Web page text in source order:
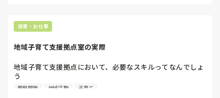
自治体的には常に人手不足の場所で試験もかなり簡易的な
物、募集に対して希望者が来ない年もあるし、来ても全員と
るような始末。
答えを出すのは本人ですが、皆さんのお考えを良かったら聞
きたいです。
保育・お仕事
地域子育て支援拠点室の実際
地域子育て支援拠点において、必要なスキルってなんでしょ
う
実際には制作の準備をよくしているイメージなんですが
園庭開放 地域活動 子育て